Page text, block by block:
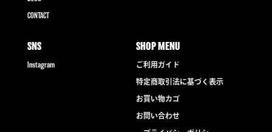
CONTACT
SNS
Instagram
SHOP MENU
ご利用ガイド
特定商取引法に基づく表示
お買い物カゴ
お問い合わせ